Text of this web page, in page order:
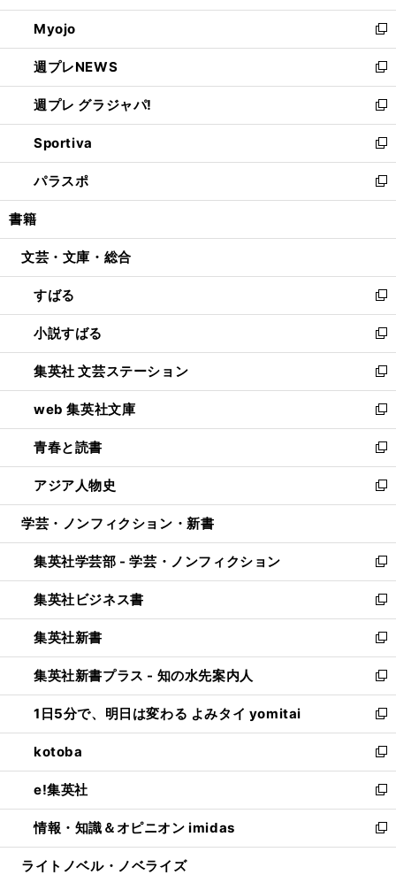
開
く
ウ
で
開
く
ン
ド
ウ
で
開
く
ウ
ィ
ン
ド
ウ
で
開
く
Myojo
新
し
い
ウ
ィ
ン
ド
ウ
で
開
週プレNEWS
新
し
い
ウ
ィ
ン
ド
ウ
開
週プレ グラジャパ!
新
し
い
ウ
ィ
ン
ウ
開
く
Sportiva
新
し
い
ウ
ン
ウ
で
開
く
パラスポ
新
し
ウ
ン
ド
ウ
で
開
く
書籍
文芸・文庫・総合
すばる
新
し
い
ウ
ィ
ン
ド
ウ
で
開
く
小説すばる
新
し
い
ウ
ィ
ン
ド
ウ
で
開
集英社 文芸ステーション
新
し
い
ウ
ィ
ン
ド
ウ
開
く
web 集英社文庫
新
し
い
ウ
ィ
ン
ウ
で
開
く
青春と読書
新
し
い
ウ
ン
ド
ウ
で
開
く
アジア人物史
新
し
ウ
ィ
ン
ド
ウ
で
開
く
学芸・ノンフィクション・新書
集英社学芸部 - 学芸・ノンフィクション
新
し
い
ウ
ィ
ン
ド
ウ
で
開
く
集英社ビジネス書
新
し
い
ウ
ィ
ン
ド
ウ
で
開
く
集英社新書
新
し
い
ウ
ィ
ン
ド
ウ
で
開
く
集英社新書プラス - 知の水先案内人
新
し
い
ウ
ィ
ン
ド
ウ
で
開
1日5分で、明日は変わる よみタイ yomitai
新
し
い
ウ
ィ
ン
ド
ウ
kotoba
新
し
い
ウ
ィ
ン
e!集英社
新
し
い
ウ
情報・知識＆オピニオン imidas
新
し
ライトノベル・ノベライズ